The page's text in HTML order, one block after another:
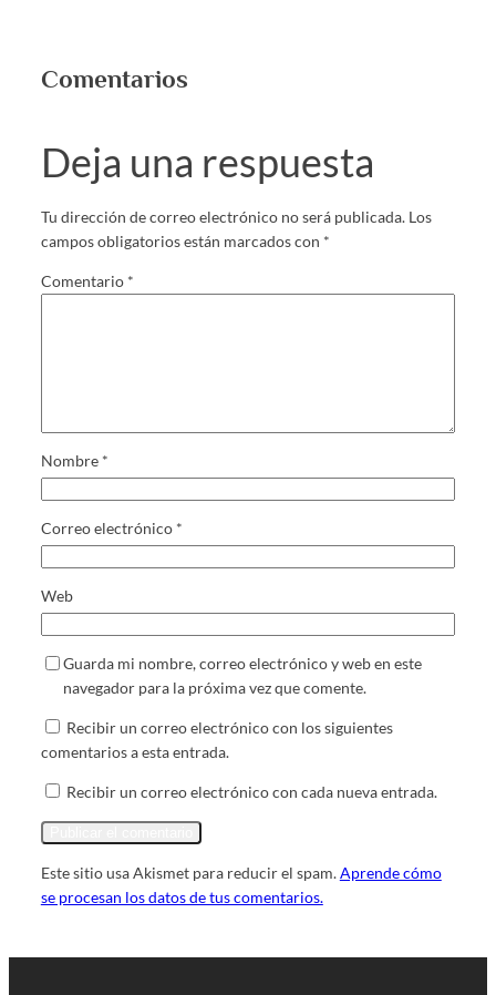
Comentarios
Deja una respuesta
Tu dirección de correo electrónico no será publicada. Los
campos obligatorios están marcados con *
Comentario *
Nombre *
Correo electrónico *
Web
Guarda mi nombre, correo electrónico y web en este
navegador para la próxima vez que comente.
Recibir un correo electrónico con los siguientes
comentarios a esta entrada.
Recibir un correo electrónico con cada nueva entrada.
Este sitio usa Akismet para reducir el spam.Aprende cómo
se procesan los datos de tus comentarios.